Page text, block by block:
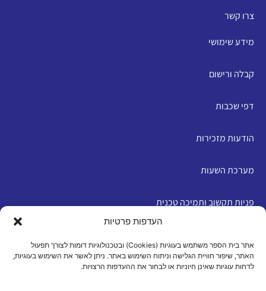
העדפות פרטיות
אתר בית הספר משתמש בעוגיות (Cookies) ובטכנולוגיות דומות לצורך תפעול
האתר, שיפור חוויית הגלישה וניתוח השימוש באתר. ניתן לאשר את השימוש בעוגיות,
לדחות עוגיות שאינן חיוניות או לבחור את ההעדפות הרצויות.
צרו קשר
מידע שימושי
קבלה ורישום
דפי שכבות
הודעות מזכירות
מערכת השעות
פניות תקשוב ותמיכה טכנית